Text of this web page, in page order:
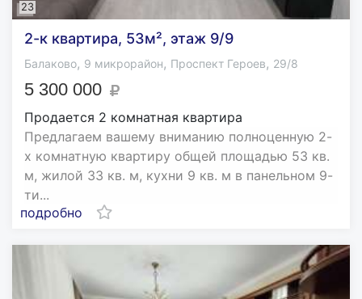
23
2-к квартира, 53м², этаж 9/9
Балаково, 9 микрорайон, Проспект Героев, 29/8
5 300 000
Продается 2 комнатная квартира
Предлагаем вашему вниманию полноценную 2-
х комнатную квартиру общей площадью 53 кв.
м, жилой 33 кв. м, кухни 9 кв. м в панельном 9-
ти...
подробно